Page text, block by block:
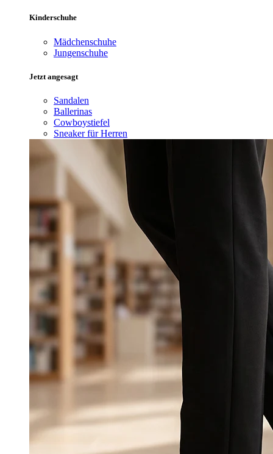
Kinderschuhe
Mädchenschuhe
Jungenschuhe
Jetzt angesagt
Sandalen
Ballerinas
Cowboystiefel
Sneaker für Herren